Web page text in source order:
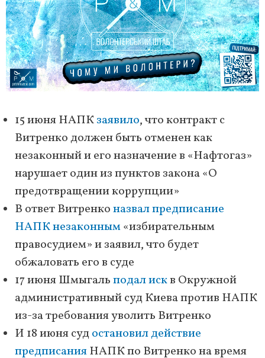
15 июня НАПКзаявило, что контракт с
Витренко должен быть отменен как
незаконный и его назначение в «Нафтогаз»
нарушает один из пунктов закона «О
предотвращении коррупции»
В ответ Витренконазвал предписание
НАПК незаконным«избирательным
правосудием» и заявил, что будет
обжаловать его в суде
17 июня Шмыгальподал искв Окружной
административный суд Киева против НАПК
из-за требования уволить Витренко
И 18 июня судостановил действие
предписанияНАПК по Витренко на время